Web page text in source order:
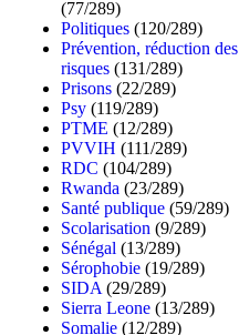
(77/289)
Politiques (120/289)
Prévention, réduction des
risques (131/289)
Prisons (22/289)
Psy (119/289)
PTME (12/289)
PVVIH (111/289)
RDC (104/289)
Rwanda (23/289)
Santé publique (59/289)
Scolarisation (9/289)
Sénégal (13/289)
Sérophobie (19/289)
SIDA (29/289)
Sierra Leone (13/289)
Somalie (12/289)